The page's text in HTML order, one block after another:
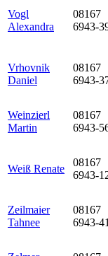
Vogl
Alexandra
08167
6943-
Vrhovnik
Daniel
08167
6943-
Weinzierl
Martin
08167
6943-
Weiß Renate
08167
6943-
Zeilmaier
Tahnee
08167
6943-41